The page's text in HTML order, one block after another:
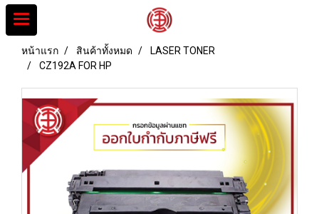
หน้าแรก สินค้าทั้งหมด
LASER TONER
CZ192A FOR HP